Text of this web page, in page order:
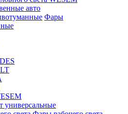
авто
Фары
универсальные